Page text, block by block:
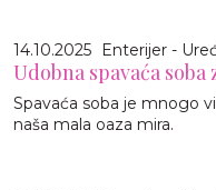
14.10.2025 Enterijer -
Udobna spavaća soba
Spavaća soba je mnogo
naša mala oaza mira.